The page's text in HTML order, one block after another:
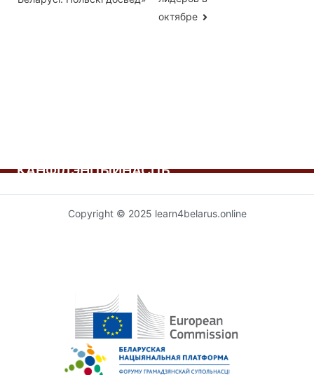
октябре
КАНФІДЭНЦЫЙНАСЦЬ
Copyright © 2025 learn4belarus.online